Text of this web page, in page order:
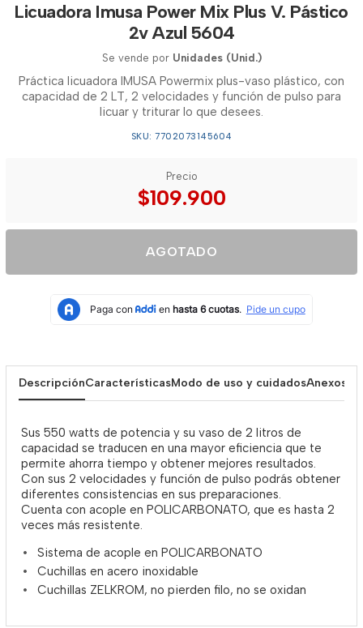
Licuadora Imusa Power Mix Plus V. Pástico
2v Azul 5604
Se vende por Unidades (Unid.)
Práctica licuadora IMUSA Powermix plus-vaso plástico, con
capacidad de 2 LT, 2 velocidades y función de pulso para
licuar y triturar lo que desees.
SKU: 7702073145604
Precio
$109.900
AGOTADO
DescripciónCaracterísticasModo de uso y cuidadosAnexos
Sus 550 watts de potencia y su vaso de 2 litros de
capacidad se traducen en una mayor eficiencia que te
permite ahorra tiempo y obtener mejores resultados.
Con sus 2 velocidades y función de pulso podrás obtener
diferentes consistencias en sus preparaciones.
Cuenta con acople en POLICARBONATO, que es hasta 2
veces más resistente.
Sistema de acople en POLICARBONATO
Cuchillas en acero inoxidable
Cuchillas ZELKROM, no pierden filo, no se oxidan